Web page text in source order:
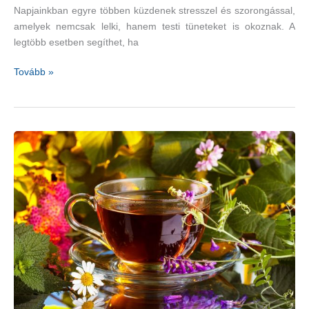
Napjainkban egyre többen küzdenek stresszel és szorongással,
amelyek nemcsak lelki, hanem testi tüneteket is okoznak. A
legtöbb esetben segíthet, ha
Koncentrációt
zöld
tea,
aranygyökér,
ginszeng
Tovább »